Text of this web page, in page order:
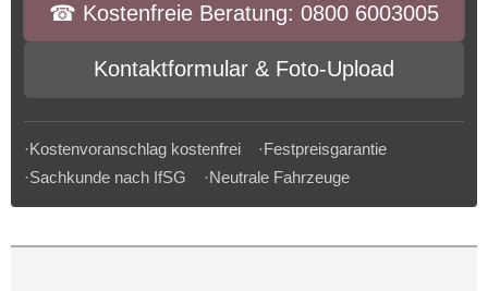
☎︎ Kostenfreie Beratung: 0800 6003005
Kontaktformular & Foto-Upload
·Kostenvoranschlag kostenfrei ·Festpreisgarantie
·Sachkunde nach IfSG ·Neutrale Fahrzeuge